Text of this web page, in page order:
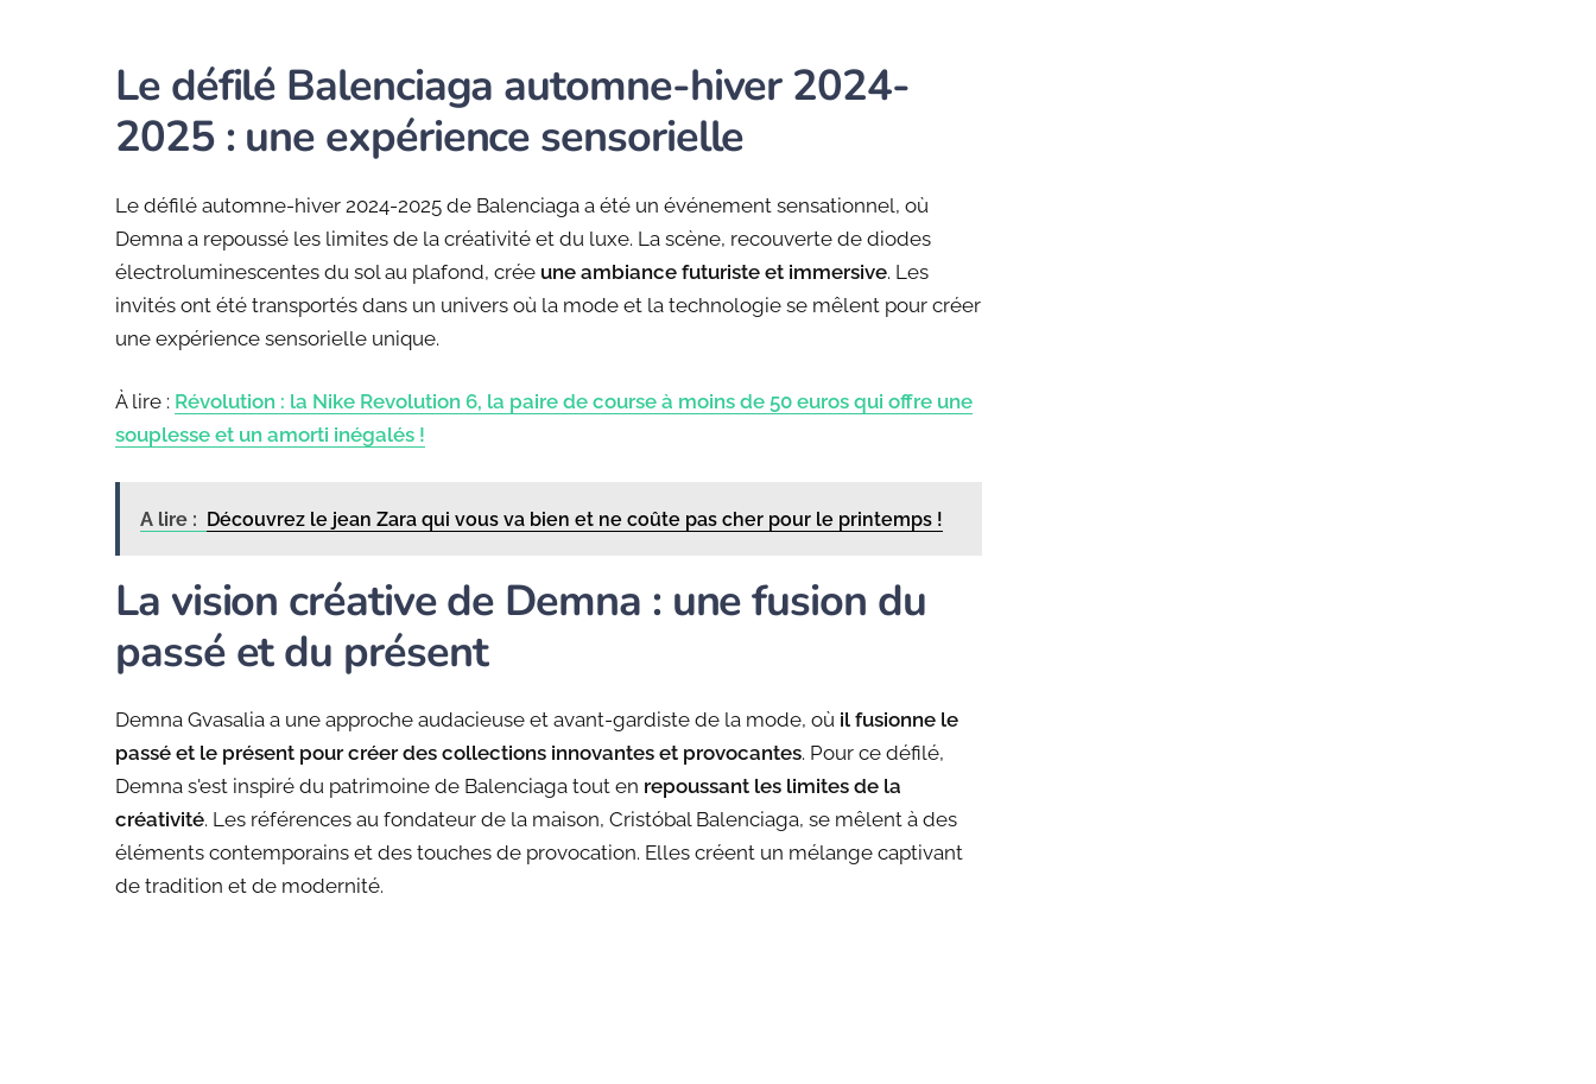
Le défilé Balenciaga automne-hiver 2024-
2025 : une expérience sensorielle
Le défilé automne-hiver 2024-2025 de Balenciaga a été un événement sensationnel, où
Demna a repoussé les limites de la créativité et du luxe. La scène, recouverte de diodes
électroluminescentes du sol au plafond, crée une ambiance futuriste et immersive. Les
invités ont été transportés dans un univers où la mode et la technologie se mêlent pour créer
une expérience sensorielle unique.
À lire : Révolution : la Nike Revolution 6, la paire de course à moins de 50 euros qui offre une
souplesse et un amorti inégalés !
A lire : Découvrez le jean Zara qui vous va bien et ne coûte pas cher pour le printemps !
La vision créative de Demna : une fusion du
passé et du présent
Demna Gvasalia a une approche audacieuse et avant-gardiste de la mode, où il fusionne le
passé et le présent pour créer des collections innovantes et provocantes. Pour ce défilé,
Demna s'est inspiré du patrimoine de Balenciaga tout en repoussant les limites de la
créativité. Les références au fondateur de la maison, Cristóbal Balenciaga, se mêlent à des
éléments contemporains et des touches de provocation. Elles créent un mélange captivant
de tradition et de modernité.